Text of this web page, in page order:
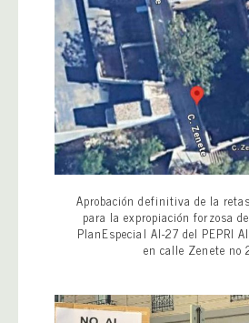
Aprobación definitiva de la
para la expropiación forzosa
PlanEspecial AI-27 del PEPRI
en calle Zenete no